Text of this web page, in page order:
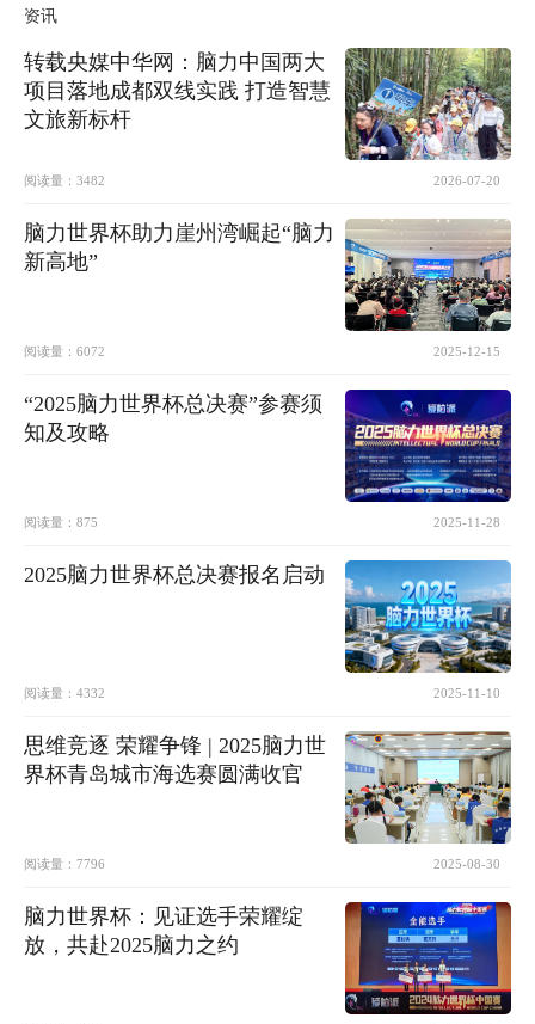
资讯
转载央媒中华网：脑力中国两大
项目落地成都双线实践 打造智慧
文旅新标杆
阅读量： 3482 2026-07-20
脑力世界杯助力崖州湾崛起“脑力
新高地”
阅读量： 6072 2025-12-15
“2025脑力世界杯总决赛”参赛须
知及攻略
阅读量： 875 2025-11-28
2025脑力世界杯总决赛报名启动
阅读量： 4332 2025-11-10
思维竞逐 荣耀争锋 | 2025脑力世
界杯青岛城市海选赛圆满收官
阅读量： 7796 2025-08-30
脑力世界杯：见证选手荣耀绽
放，共赴2025脑力之约